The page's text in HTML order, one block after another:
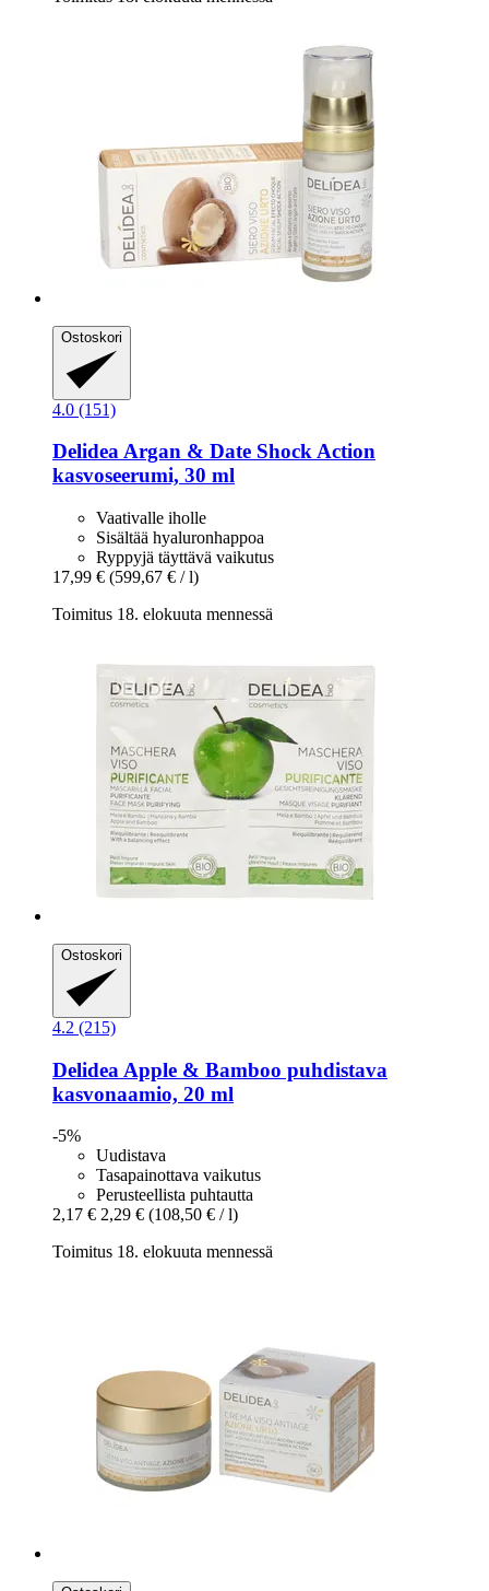
Ostoskori
4.0 (151)
DelideaArgan & Date Shock Action
kasvoseerumi, 30 ml
Vaativalle iholle
Sisältää hyaluronhappoa
Ryppyjä täyttävä vaikutus
17,99 € (599,67 € / l)
Toimitus 18. elokuuta mennessä
Ostoskori
4.2 (215)
Delidea Apple & Bamboo puhdistava
kasvonaamio, 20 ml
-5%
Uudistava
Tasapainottava vaikutus
Perusteellista puhtautta
2,17 € 2,29 € (108,50 € / l)
Toimitus 18. elokuuta mennessä